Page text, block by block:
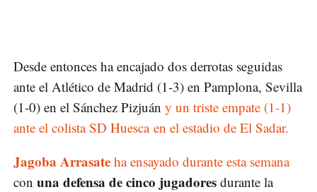
Desde entonces ha encajado dos derrotas seguidas
ante el Atlético de Madrid (1-3) en Pamplona, Sevilla
(1-0) en el Sánchez Pizjuán y un triste empate (1-1)
ante el colista SD Huesca en el estadio de El Sadar.
Jagoba Arrasate ha ensayado durante esta semana
con una defensa de cinco jugadores durante la